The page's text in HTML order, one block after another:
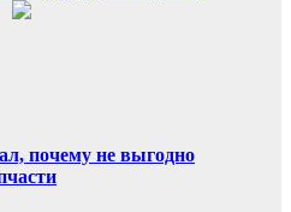
почему не выгодно